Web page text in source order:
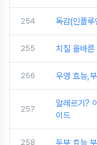
254 독감(인플
255 치질 올바른
256 우엉 효능,
257
알레르기?
이드
258 두부 효능,